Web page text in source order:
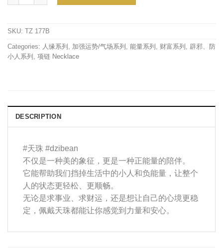
SKU: TZ 177B
Categories: 人缘系列 , 加强运势/气场系列 , 能量系列 , 财富系列 , 辟邪、防
小人系列 , 项链 Necklace
DESCRIPTION
#天珠 #dzibean
不仅是一种美的象征，更是一种正能量的陪伴。
它能帮助我们挡掉生活中的小人和负能量，让整个
人的状态更轻松、更顺畅。
无论是求事业、求财运，还是想让自己的心境更稳
定，佩戴天珠都能让你感觉到力量和安心。